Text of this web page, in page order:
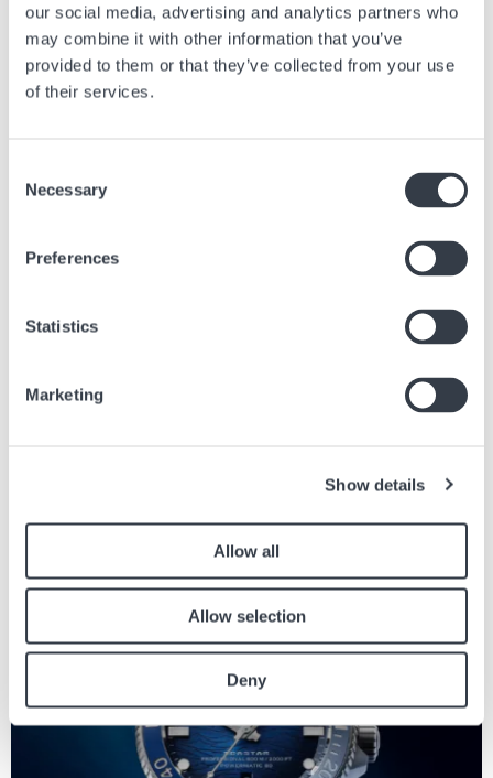
our social media, advertising and analytics partners who
may combine it with other information that you’ve
provided to them or that they’ve collected from your use
of their services.
Selection
Necessary
Preferences
Statistics
Marketing
Show details
Allow all
Allow selection
Deny
SPACE RAGE, un modèle NEW GENT avec un cadran argenté à effet
miroir.
Tissot Seastar 2000 Professional : cinq nouvelles
Ouverture d'une boutique à Hyundai Premium
Articles similaires
Retrouvez les autres articles du journal en lien avec l’article ci dessus.